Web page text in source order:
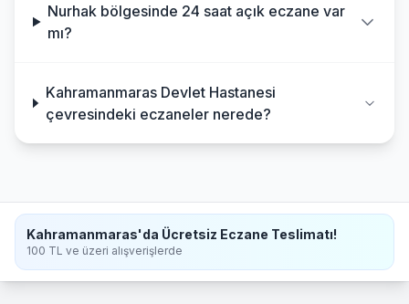
Nurhak bölgesinde 24 saat açık eczane var
mı?
Kahramanmaras Devlet Hastanesi
çevresindeki eczaneler nerede?
Kahramanmaras'da Ücretsiz Eczane Teslimatı!
100 TL ve üzeri alışverişlerde